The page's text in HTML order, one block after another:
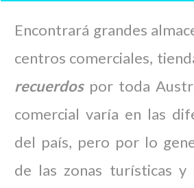
Encontrará grandes
centros comerciales,
recuerdospor toda
comercial varía en las
del país, pero por lo
de las zonas turísticas y